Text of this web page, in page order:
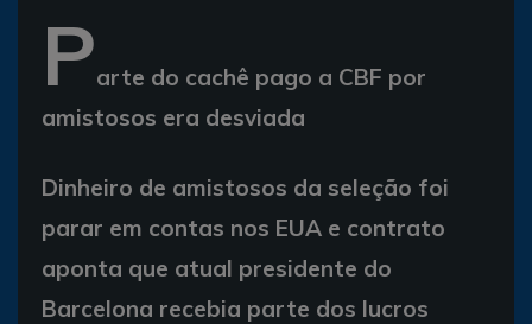
Parte do cachê pago a CBF por
amistosos era desviada
Dinheiro de amistosos da seleção foi
parar em contas nos EUA e contrato
aponta que atual presidente do
Barcelona recebia parte dos lucros